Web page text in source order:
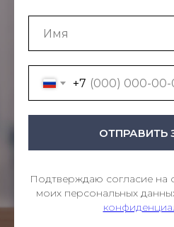
+7
ОТПРАВИТЬ
Подтверждаю согласие на
моих персональных